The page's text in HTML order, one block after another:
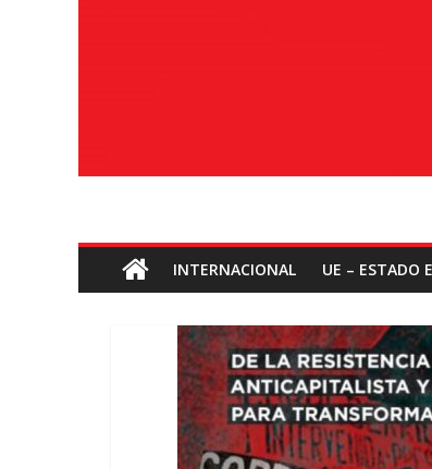
Socialismo
e
liberdade
INTERNACIONAL UE – ESTADO